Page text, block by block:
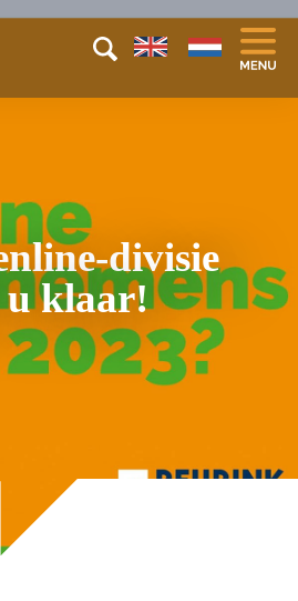
divisie
u klaar!